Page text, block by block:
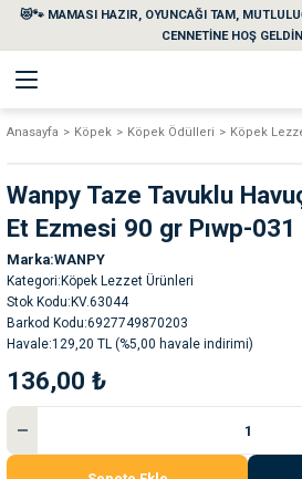
😻🐾 MAMASI HAZIR, OYUNCAĞI TAM,
CENNETİNE HOŞ
Geri Dön
Geri Dön
Temizlik Ürünleri
Geri Dön
Geri Dön
Geri Dön
Geri Dön
Anasayfa Köpek Köpek Ödülleri Köpek
Wanpy Taze Tavuklu
Et Ezmesi 90 gr Pıwp-031
Marka WANPY
Kategori Köpek Lezzet Ürünleri
Stok Kodu KV.63044
Barkod Kodu 6927749870203
Havale 129,20 TL (%5,00 havale indirimi)
136,00 ₺